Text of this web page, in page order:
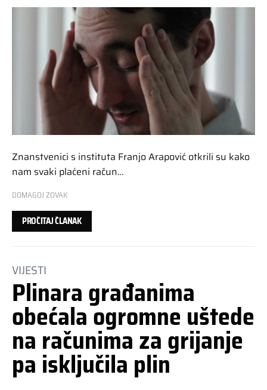
Znanstvenici s instituta Franjo Arapović otkrili su kako
nam svaki plaćeni račun…
DOMAGOJ ZOVAK
PROČITAJ ČLANAK
VIJESTI
Plinara građanima
obećala ogromne uštede
na računima za grijanje
pa isključila plin